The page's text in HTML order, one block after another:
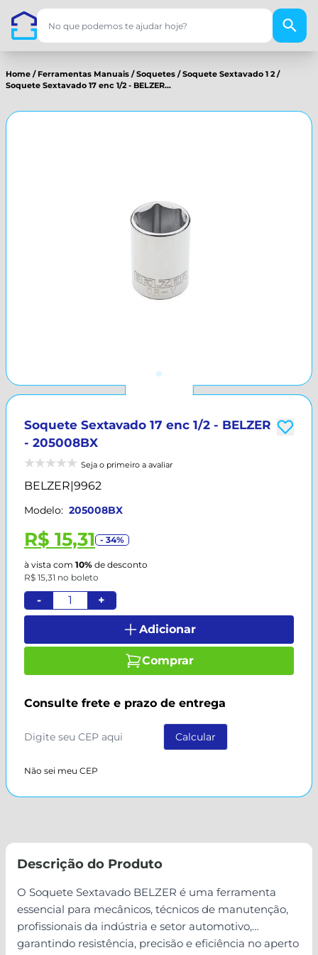
Home / Ferramentas Manuais /Soquetes /Soquete Sextavado 1 2/
Soquete Sextavado 17 enc 1/2 - BELZER...
Soquete Sextavado 17 enc 1/2 - BELZER
- 205008BX
Seja o primeiro a avaliar
BELZER|9962
Modelo: 205008BX
R$ 15,31 - 34%
à vista com 10% de desconto
R$ 15,31 no boleto
- +
Adicionar
Comprar
Consulte frete e prazo de entrega
Não sei meu CEP
Descrição do Produto
O Soquete Sextavado BELZER é uma ferramenta
essencial para mecânicos, técnicos de manutenção,
profissionais da indústria e setor automotivo,
garantindo resistência, precisão e eficiência no aperto